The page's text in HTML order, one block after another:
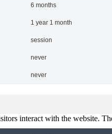
6 months
1 year 1 month
session
never
never
interact with the website.